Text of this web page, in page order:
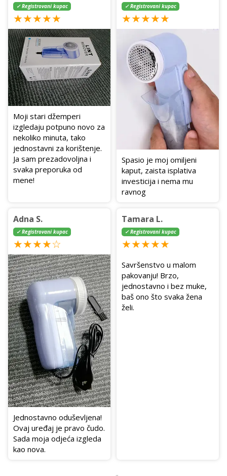
✓ Registrovani kupac
★★★★★
Moji stari džemperi
izgledaju potpuno novo za
nekoliko minuta, tako
jednostavni za korištenje.
Ja sam prezadovoljna i
svaka preporuka od
mene!
✓ Registrovani kupac
★★★★★
Spasio je moj omiljeni
kaput, zaista isplativa
investicija i nema mu
ravnog
Adna S.
✓ Registrovani kupac
★★★★☆
Jednostavno oduševljena!
Ovaj uređaj je pravo čudo.
Sada moja odjeća izgleda
kao nova.
Tamara L.
✓ Registrovani kupac
★★★★★
Savršenstvo u malom
pakovanju! Brzo,
jednostavno i bez muke,
baš ono što svaka žena
želi.